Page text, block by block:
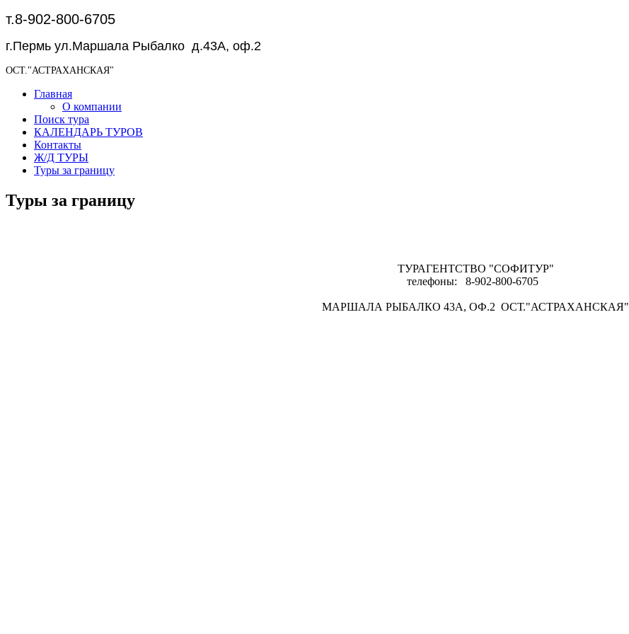
т.8-902-800-6705
г.Пермь ул.Маршала Рыбалко д.43А, оф.2
ОСТ."АСТРАХАНСКАЯ"
Главная
О компании
Поиск тура
КАЛЕНДАРЬ ТУРОВ
Контакты
Ж/Д ТУРЫ
Туры за границу
Туры за границу
ТУРАГЕНТСТВО "СОФИТУР"
телефоны: 8-902-800-6705
МАРШАЛА РЫБАЛКО 43А, ОФ.2 ОСТ."АСТРАХАНСКАЯ"